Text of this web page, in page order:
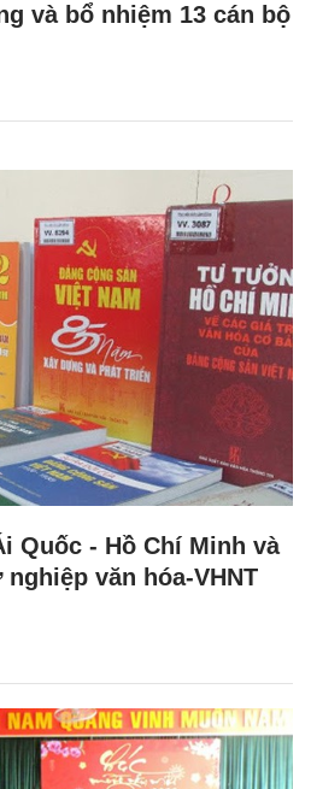
và bổ nhiệm 13 cán bộ
Quốc - Hồ Chí Minh và
văn hóa-VHNT